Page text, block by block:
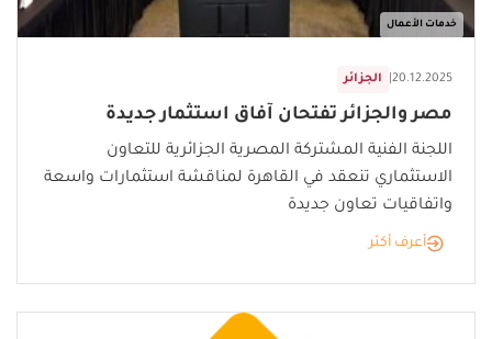
خدمات الأعمال
الجزائر 20.12.2025
مصر والجزائر تفتحان آفاق استثمار جديدة
اللجنة الفنية المشتركة المصرية الجزائرية للتعاون
الاستثماري تنعقد في القاهرة لمناقشة استثمارات واسعة
واتفاقيات تعاون جديدة
أعرف أكثر